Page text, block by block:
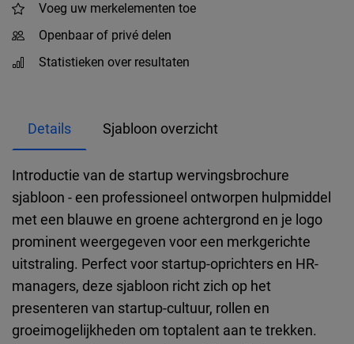
Voeg uw merkelementen toe
Openbaar of privé delen
Statistieken over resultaten
Details Sjabloon overzicht
Introductie van de startup wervingsbrochure
sjabloon - een professioneel ontworpen hulpmiddel
met een blauwe en groene achtergrond en je logo
prominent weergegeven voor een merkgerichte
uitstraling. Perfect voor startup-oprichters en HR-
managers, deze sjabloon richt zich op het
presenteren van startup-cultuur, rollen en
groeimogelijkheden om toptalent aan te trekken.